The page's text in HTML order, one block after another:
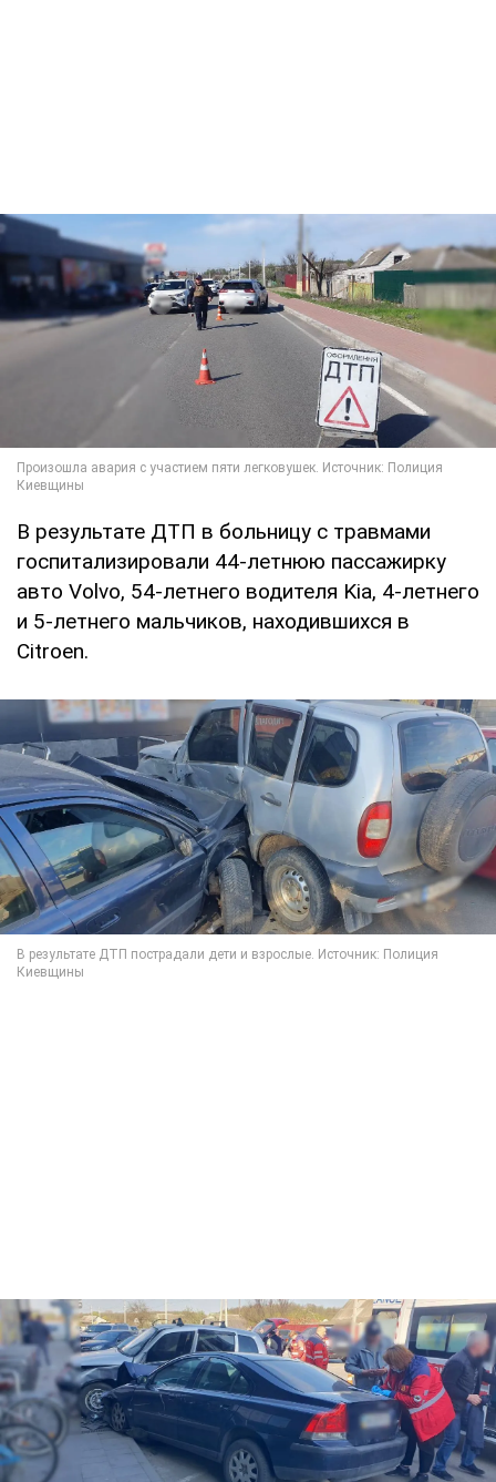
В результате ДТП в больницу с травмами
госпитализировали 44-летнюю пассажирку
авто Volvo, 54-летнего водителя Kia, 4-летнего
и 5-летнего мальчиков, находившихся в
Citroen.